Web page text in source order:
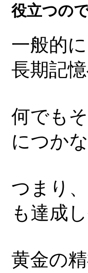
役立つの
一般的
長期記
何でも
につか
つまり
も達成
黄金の